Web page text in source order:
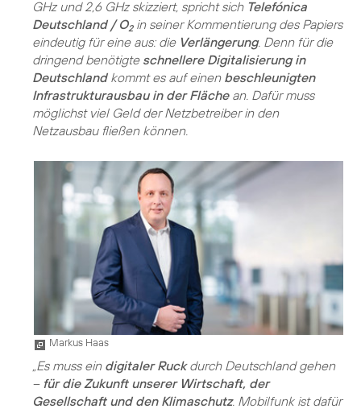
GHz und 2,6 GHz skizziert, spricht sich Telefónica
Deutschland / O2in seiner Kommentierung des Papiers
eindeutig für eine aus: die Verlängerung. Denn für die
dringend benötigte schnellere Digitalisierung in
Deutschlandkommt es auf einen beschleunigten
Infrastrukturausbau in der Flächean. Dafür muss
möglichst viel Geld der Netzbetreiber in den
Netzausbau fließen können.
Markus Haas
„Es muss ein digitaler Ruckdurch Deutschland gehen
– für die Zukunft unserer Wirtschaft, der
Gesellschaft und den Klimaschutz. Mobilfunk ist dafür